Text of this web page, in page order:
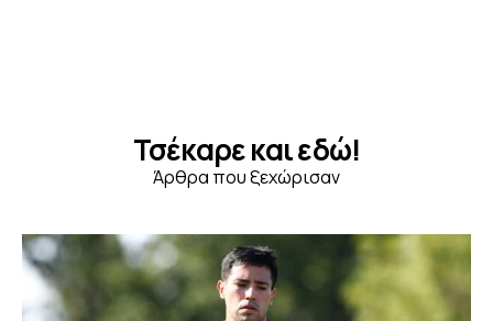
Τσέκαρε και εδώ!
Άρθρα που ξεχώρισαν